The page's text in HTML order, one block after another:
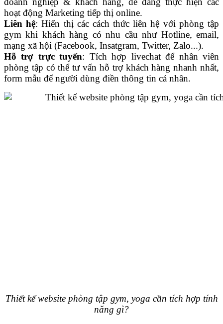
hoạt động Marketing tiếp thị online.
Liên hệ: Hiển thị các cách thức liên hệ với phòng tập
gym khi khách hàng có nhu cầu như Hotline, email,
mạng xã hội (Facebook, Insatgram, Twitter, Zalo...).
Hỗ trợ trực tuyến: Tích hợp livechat để nhân viên
phòng tập có thể tư vấn hỗ trợ khách hàng nhanh nhất,
form mẫu để người dùng điền thông tin cá nhân.
Thiết kế website phòng tập gym, yoga cần tích hợp tính
năng gì?